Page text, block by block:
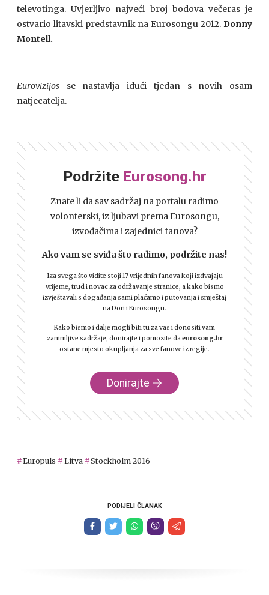
televotinga. Uvjerljivo najveći broj bodova večeras je
ostvario litavski predstavnik na Eurosongu 2012. Donny
Montell.
Eurovizijos se nastavlja idući tjedan s novih osam
natjecatelja.
Podržite Eurosong.hr
Znate li da sav sadržaj na portalu radimo
volonterski, iz ljubavi prema Eurosongu,
izvođačima i zajednici fanova?
Ako vam se sviđa što radimo, podržite nas!
Iza svega što vidite stoji 17 vrijednih fanova koji izdvajaju
vrijeme, trud i novac za održavanje stranice, a kako bismo
izvještavali s događanja sami plaćamo i putovanja i smještaj
na Dori i Eurosongu.
Kako bismo i dalje mogli biti tu za vas i donositi vam
zanimljive sadržaje, donirajte i pomozite daeurosong.hr
ostane mjesto okupljanja za sve fanove iz regije.
Donirajte
Europuls Litva Stockholm 2016
PODIJELI ČLANAK